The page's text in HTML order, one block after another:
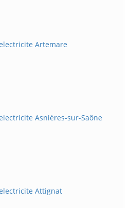
Artemare
Asnières-sur-Saône
Attignat